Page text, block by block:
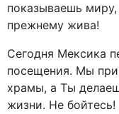
показываешь
прежнему жива!
Сегодня Мексика
посещения. Мы
храмы, а Ты
жизни. Не